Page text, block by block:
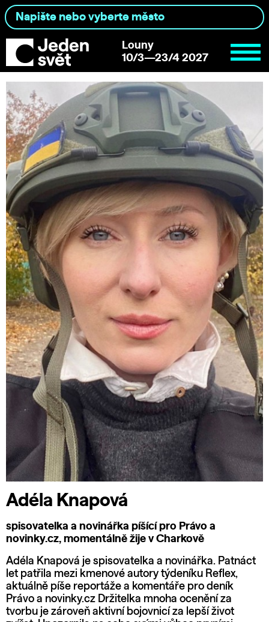
Louny
10/3—23/4 2027
Adéla Knapová
spisovatelka a novinářka píšící pro Právo a
novinky.cz, momentálně žije v Charkově
Adéla Knapová je spisovatelka a novinářka. Patnáct
let patřila mezi kmenové autory týdeníku Reflex,
aktuálně píše reportáže a komentáře pro deník
Právo a novinky.cz Držitelka mnoha ocenění za
tvorbu je zároveň aktivní bojovnicí za lepší život